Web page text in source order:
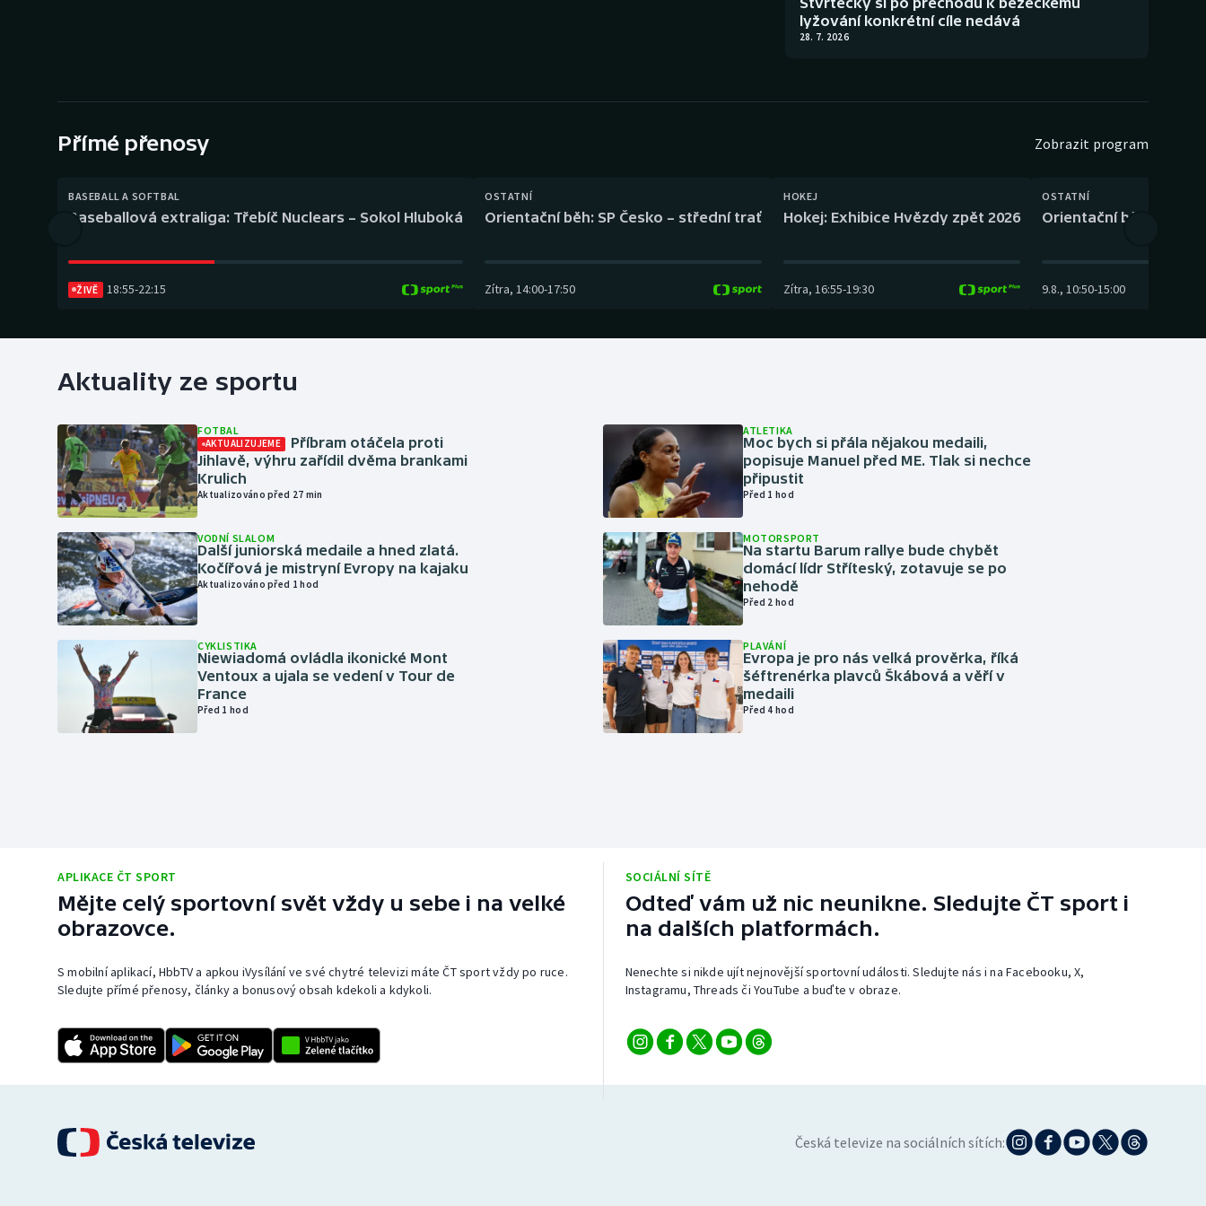
Gymnastika Plážový volejbal
lyžování konkrétní cíle nedává
28. 7. 2026
Přímé přenosy Zobrazit program
BASEBALL A SOFTBAL
Baseballová extraliga: Třebíč Nuclears – Sokol Hluboká
ŽIVĚ 18:55-22:15
OSTATNÍ
Orientační běh: SP Česko – střední trať
Zítra, 14:00-17:50
HOKEJ
Hokej: Exhibice Hvězdy zpět 2026
Zítra, 16:55-19:30
OSTATNÍ
Orientační běh: SP
9.8., 10:50-15:00
Aktuality ze sportu
FOTBAL
AKTUALIZUJEME
Příbram otáčela proti
Jihlavě, výhru zařídil dvěma brankami
Krulich
Aktualizováno před 27 min
VODNÍ SLALOM
Další juniorská medaile a hned zlatá.
Kočířová je mistryní Evropy na kajaku
Aktualizováno před 1 hod
CYKLISTIKA
Niewiadomá ovládla ikonické Mont
Ventoux a ujala se vedení v Tour de
France
Před 1 hod
ATLETIKA
Moc bych si přála nějakou medaili,
popisuje Manuel před ME. Tlak si nechce
připustit
Před 1 hod
MOTORSPORT
Na startu Barum rallye bude chybět
domácí lídr Stříteský, zotavuje se po
nehodě
Před 2 hod
PLAVÁNÍ
Evropa je pro nás velká prověrka, říká
šéftrenérka plavců Škábová a věří v
medaili
Před 4 hod
APLIKACE ČT SPORT
Mějte celý sportovní svět vždy u sebe i na velké
obrazovce.
S mobilní aplikací, HbbTV a apkou iVysílání ve své chytré televizi máte ČT sport vždy po ruce.
Sledujte přímé přenosy, články a bonusový obsah kdekoli a kdykoli.
SOCIÁLNÍ SÍTĚ
Odteď vám už nic neunikne. Sledujte ČT sport i
na dalších platformách.
Nenechte si nikde ujít nejnovější sportovní události. Sledujte nás i na Facebooku, X,
Instagramu, Threads či YouTube a buďte v obraze.
Česká televize na sociálních sítích: